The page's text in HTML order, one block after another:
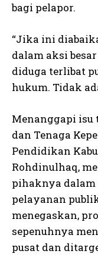
bagi pelapor.
“Jika ini
dalam aksi
diduga terlibat
hukum. Tidak
Menanggapi isu
dan Tenaga
Pendidikan
Rohdinulhaq,
pihaknya
pelayanan
menegaskan,
sepenuhnya
pusat dan